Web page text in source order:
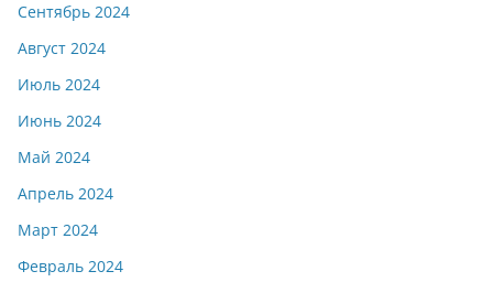
Сентябрь 2024
Август 2024
Июль 2024
Июнь 2024
Май 2024
Апрель 2024
Март 2024
Февраль 2024